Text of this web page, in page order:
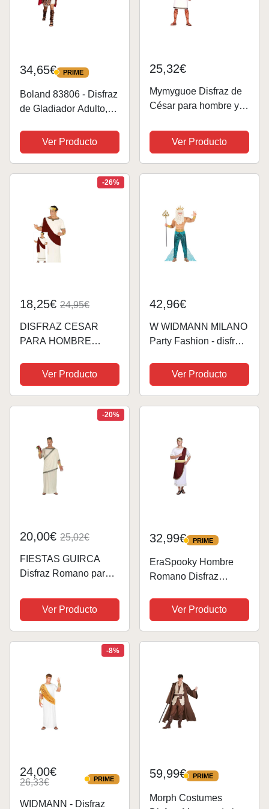
34,65€ PRIME
PRIME
Boland 83806 - Disfraz
de Gladiador Adulto,
Romano, Arena,
Lucha, Coliseo,
Carnaval, Halloween,
Ver Producto
25,32€
Mymyguoe Disfraz de
César para hombre y
romano, disfraz vintage
de pareja, disfraz de
Zeus para adultos,
Ver Producto
-26%
18,25€ 24,95€
DISFRAZ CESAR
PARA HOMBRE
colores surtidos
Ver Producto
42,96€
W WIDMANN MILANO
Party Fashion - disfraz
mares, mundo
submarino, disfraces
carnaval
Ver Producto
-20%
20,00€ 25,02€
FIESTAS GUIRCA
Disfraz Romano para
Grande
Ver Producto
32,99€ PRIME
PRIME
EraSpooky Hombre
Romano Disfraz
César Brutus Túnica
Traje
Ver Producto
-8%
24,00€
26,33€ PRIME
PRIME
WIDMANN - Disfraz
59,99€ PRIME
PRIME
Morph Costumes